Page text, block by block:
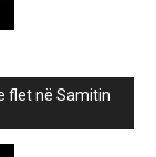
flet në Samitin